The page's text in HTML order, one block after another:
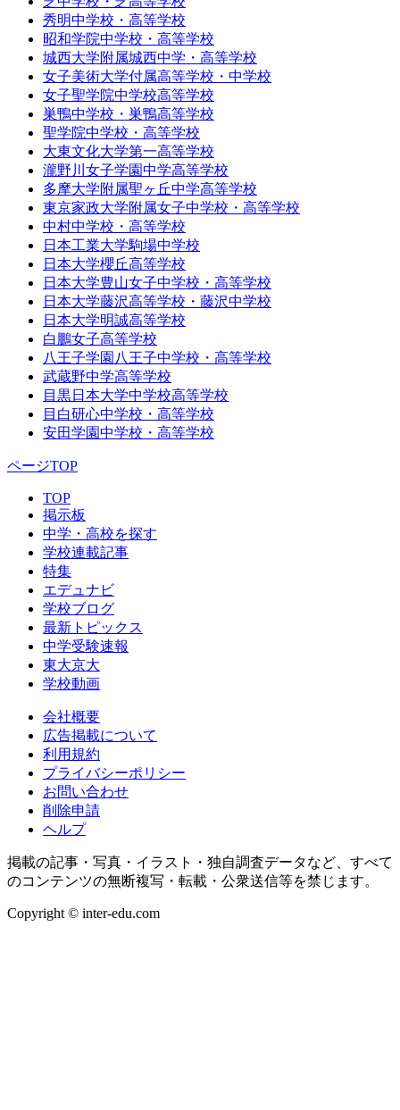
秀明中学校・高等学校
昭和学院中学校・高等学校
城西大学附属城西中学・高等学校
女子美術大学付属高等学校・中学校
女子聖学院中学校高等学校
巣鴨中学校・巣鴨高等学校
聖学院中学校・高等学校
大東文化大学第一高等学校
瀧野川女子学園中学高等学校
多摩大学附属聖ヶ丘中学高等学校
東京家政大学附属女子中学校・高等学校
中村中学校・高等学校
日本工業大学駒場中学校
日本大学櫻丘高等学校
日本大学豊山女子中学校・高等学校
日本大学藤沢高等学校・藤沢中学校
日本大学明誠高等学校
白鵬女子高等学校
八王子学園八王子中学校・高等学校
武蔵野中学高等学校
目黒日本大学中学校高等学校
目白研心中学校・高等学校
安田学園中学校・高等学校
ページTOP
TOP
掲示板
中学・高校を探す
学校連載記事
特集
エデュナビ
学校ブログ
最新トピックス
中学受験速報
東大京大
学校動画
会社概要
広告掲載について
利用規約
プライバシーポリシー
お問い合わせ
削除申請
ヘルプ
掲載の記事・写真・イラスト・独自調査データなど、すべて
のコンテンツの無断複写・転載・公衆送信等を禁じます。
Copyright © inter-edu.com